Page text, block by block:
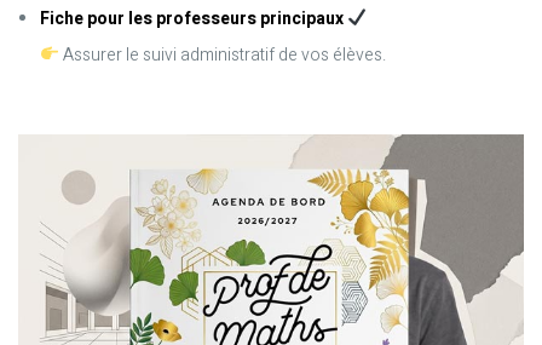
Fiche pour les professeurs principaux
Assurer le suivi administratif de vos élèves.